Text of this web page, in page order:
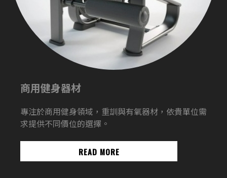
商用健身器材
專注於商用健身領域，重訓與有氧器材，依貴單位需
求提供不同價位的選擇。
READ MORE